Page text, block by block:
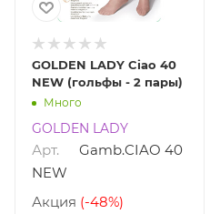
GOLDEN LADY Ciao 40
NEW (гольфы - 2 пары)
Много
GOLDEN LADY
Арт.
Gamb.CIAO 40
NEW
Акция (-48%)